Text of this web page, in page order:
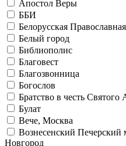
Апостол Веры
ББИ
Белорусская
Белый город
Библиополис
Благовест
Благозвонница
Богослов
Братство в честь
Булат
Вече, Москва
Вознесенский
Новгород